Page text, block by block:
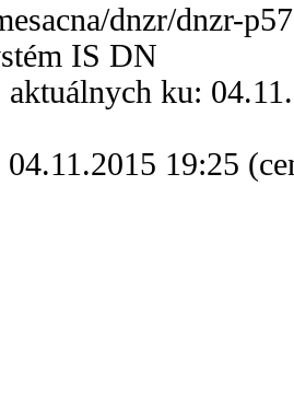
dnzr/dnzr-
IS DN
aktuálnych ku:
04.11.2015 19:25